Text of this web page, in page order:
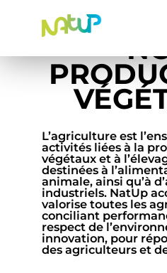
L’agriculture est
activités liées à la
végétaux et à
destinées à
animale, ainsi qu’à
industriels. NatUp
valorise toutes les
conciliant
respect de
innovation, pour
des agriculteurs et